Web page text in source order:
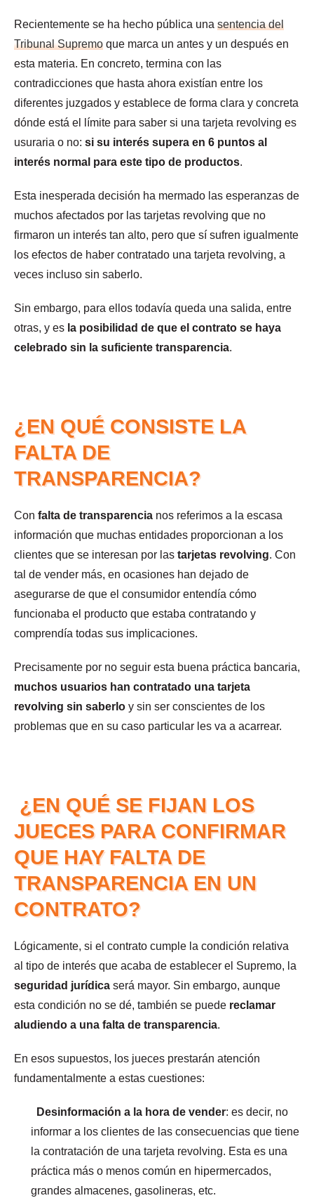
Recientemente se ha hecho pública una sentencia del
Tribunal Supremo que marca un antes y un después en
esta materia. En concreto, termina con las
contradicciones que hasta ahora existían entre los
diferentes juzgados y establece de forma clara y concreta
dónde está el límite para saber si una tarjeta revolving es
usuraria o no: si su interés supera en 6 puntos al
interés normal para este tipo de productos.
Esta inesperada decisión ha mermado las esperanzas de
muchos afectados por las tarjetas revolving que no
firmaron un interés tan alto, pero que sí sufren igualmente
los efectos de haber contratado una tarjeta revolving, a
veces incluso sin saberlo.
Sin embargo, para ellos todavía queda una salida, entre
otras, y es la posibilidad de que el contrato se haya
celebrado sin la suficiente transparencia.
¿EN QUÉ CONSISTE LA
FALTA DE
TRANSPARENCIA?
Con falta de transparencia nos referimos a la escasa
información que muchas entidades proporcionan a los
clientes que se interesan por las tarjetas revolving. Con
tal de vender más, en ocasiones han dejado de
asegurarse de que el consumidor entendía cómo
funcionaba el producto que estaba contratando y
comprendía todas sus implicaciones.
Precisamente por no seguir esta buena práctica bancaria,
muchos usuarios han contratado una tarjeta
revolving sin saberlo y sin ser conscientes de los
problemas que en su caso particular les va a acarrear.
¿EN QUÉ SE FIJAN LOS
JUECES PARA CONFIRMAR
QUE HAY FALTA DE
TRANSPARENCIA EN UN
CONTRATO?
Lógicamente, si el contrato cumple la condición relativa
al tipo de interés que acaba de establecer el Supremo, la
seguridad jurídica será mayor. Sin embargo, aunque
esta condición no se dé, también se puede reclamar
aludiendo a una falta de transparencia.
En esos supuestos, los jueces prestarán atención
fundamentalmente a estas cuestiones:
Desinformación a la hora de vender: es decir, no
informar a los clientes de las consecuencias que tiene
la contratación de una tarjeta revolving. Esta es una
práctica más o menos común en hipermercados,
grandes almacenes, gasolineras, etc.